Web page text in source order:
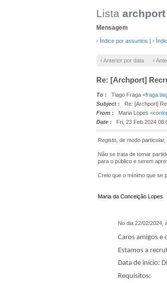
Lista archport
Mensagem
› Índice por assuntos | ›
‹ Anterior por data ‹
Re: [Archport]
To : Tiago Fraga <
Subject : Re: [Archport]
From : Maria Lopes <
Date : Fri, 23 Feb 2024
Registo, de modo
Não se trata de tomar
para o público e serem
Creio que o mínimo que se
Maria da Conceição Lopes
No dia 22/02/2024,
Caros amigos e
Estamos a
Data de início:
Requisitos: